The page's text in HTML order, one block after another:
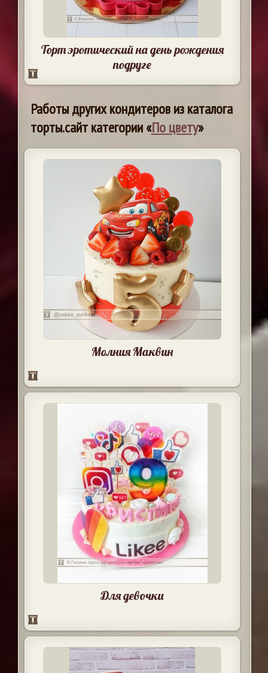
Торт эротический на день рождения
подруге
Работы других кондитеров из каталога
торты.сайт категории «По цвету»
Молния Маквин
Для девочки